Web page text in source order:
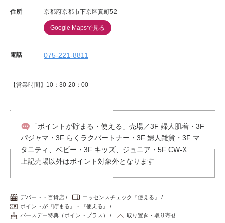
住所 京都府京都市下京区真町52
Google Mapsで見る
電話 075-221-8811
【営業時間】10：30-20：00
「ポイントが貯まる・使える」売場／3F 婦人肌着・3F
パジャマ・3F らくラクパートナー・3F 婦人雑貨・3F マ
タニティ、ベビー・3F キッズ、ジュニア・5F CW-X
上記売場以外はポイント対象外となります
デパート・百貨店
エッセンスチェック『使える』
ポイントが『貯まる』・『使える』
バースデー特典（ポイントプラス）
取り置き・取り寄せ